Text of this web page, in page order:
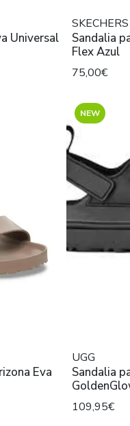
Universal
SKECHERS
Sandalia
Flex Azul
75,00€
Eva
NEW
UGG
Sandalia
109,95€